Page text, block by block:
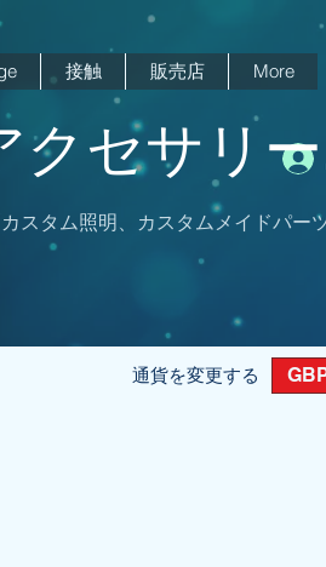
接触 販売店 More
クセサリー
スタム照明、カスタムメイドパー
通貨を変更する